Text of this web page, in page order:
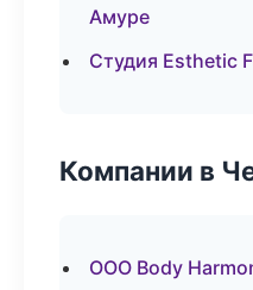
Амуре
Студия Esthetic
Компании в
ООО Body